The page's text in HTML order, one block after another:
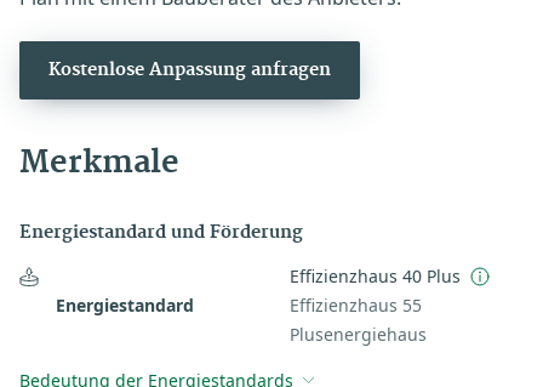
Kostenlose Anpassung anfragen
Merkmale
Energiestandard und Förderung
Energiestandard
Effizienzhaus 40 Plus
Effizienzhaus 55
Plusenergiehaus
Bedeutung der Energiestandards